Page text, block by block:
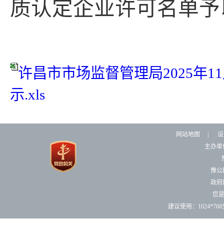
质认定企业许可名单
许昌市市场监督管理局2025年
示.xls
网站地图
主办
豫公
政府
您
建议使用：